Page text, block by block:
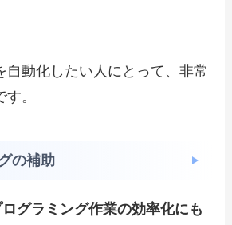
自動化したい人にとって、非常
。
の補助
ログラミング作業の効率化にも